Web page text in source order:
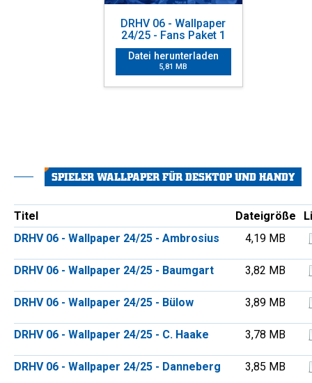
DRHV 06 - Wallpaper
24/25 - Fans Paket 1
Datei herunterladen
5,81 MB
SPIELER WALLPAPER FÜR DESKTOP UND HANDY
Titel Dateigröße
DRHV 06 - Wallpaper 24/25 - Ambrosius
4,19 MB
DRHV 06 - Wallpaper 24/25 - Baumgart 3,82 MB
DRHV 06 - Wallpaper 24/25 - Bülow 3,89 MB
DRHV 06 - Wallpaper 24/25 - C. Haake 3,78 MB
DRHV 06 - Wallpaper 24/25 - Danneberg 3,85 MB